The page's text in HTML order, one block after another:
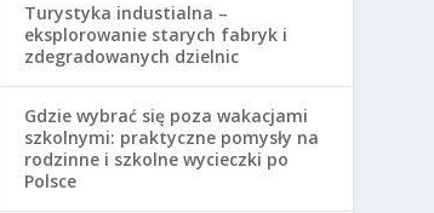
Turystyka industialna –
eksplorowanie starych fabryk i
zdegradowanych dzielnic
Gdzie wybrać się poza wakacjami
szkolnymi: praktyczne pomysły na
rodzinne i szkolne wycieczki po
Polsce